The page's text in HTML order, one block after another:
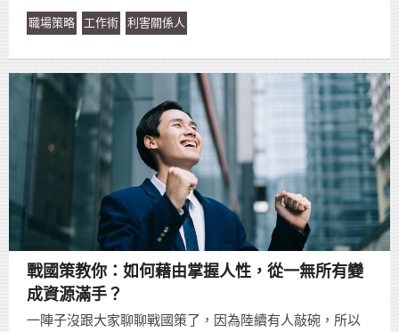
職場策略 工作術 利害關係人
戰國策教你：如何藉由掌握人性，從一無所有變
成資源滿手？
一陣子沒跟大家聊聊戰國策了，因為陸續有人敲碗，所以